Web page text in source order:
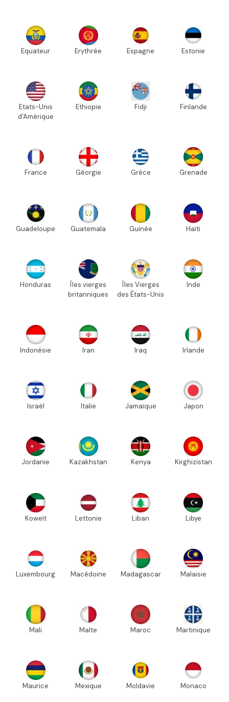
Equateur Erythrée Espagne Estonie
Etats-Unis
d'Amérique
Ethiopie Fidji Finlande
France Géorgie Grèce Grenade
Guadeloupe Guatemala Guinée Haïti
Honduras
Îles vierges
britanniques
Îles Vierges
des États-Unis
Inde
Indonésie Iran Iraq Irlande
Israël Italie Jamaïque Japon
Jordanie Kazakhstan Kenya Kirghizistan
Koweït Lettonie Liban Libye
Luxembourg Macédoine Madagascar Malaisie
Mali Malte Maroc Martinique
Maurice Mexique Moldavie Monaco